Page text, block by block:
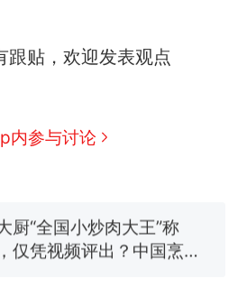
跟贴，欢迎发表观点
内参与讨论
制裁瓜子饺子，美国怕什
回应
上山采菌偶然发现鸡枞菌
原地守1天等它长大：挖了